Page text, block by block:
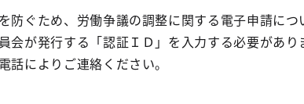
防ぐため、労働争議の調整に関する電子申請につ
会が発行する「認証ＩＤ」を入力する必要があり
によりご連絡ください。